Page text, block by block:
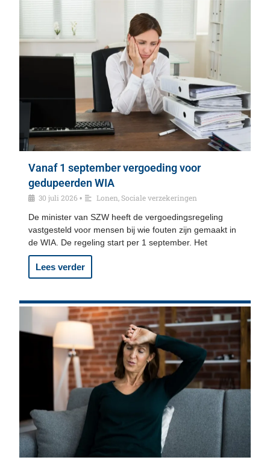
Vanaf 1 september vergoeding voor
gedupeerden WIA
30 juli 2026 • Lonen,Sociale verzekeringen
De minister van SZW heeft de vergoedingsregeling
vastgesteld voor mensen bij wie fouten zijn gemaakt in
de WIA. De regeling start per 1 september. Het
Lees verder